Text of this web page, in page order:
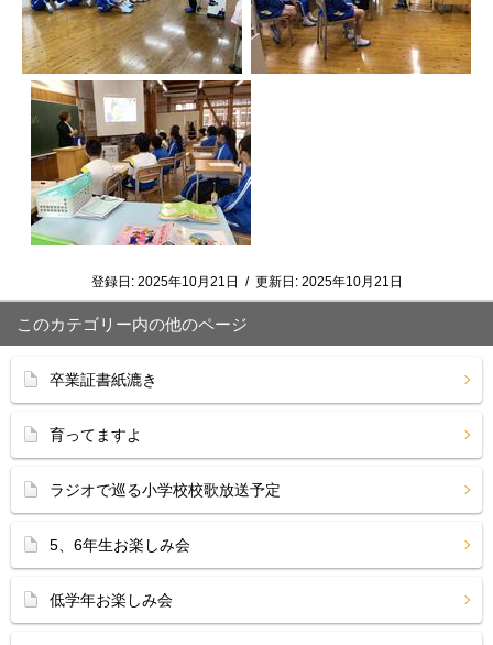
登録日: 2025年10月21日 / 更新日: 2025年10月21日
このカテゴリー内の他のページ
卒業証書紙漉き
育ってますよ
ラジオで巡る小学校校歌放送予定
5、6年生お楽しみ会
低学年お楽しみ会